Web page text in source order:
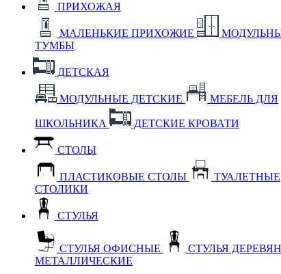
ПРИХОЖАЯ
МАЛЕНЬКИЕ ПРИХОЖИЕ
ТУМБЫ
ДЕТСКАЯ
МОДУЛЬНЫЕ ДЕТСКИЕ МЕБЕЛЬ ДЛЯ
ШКОЛЬНИКА ДЕТСКИЕ КРОВАТИ
СТОЛЫ
ПЛАСТИКОВЫЕ СТОЛЫ
ТУАЛЕТНЫЕ
СТОЛИКИ
СТУЛЬЯ
СТУЛЬЯ ОФИСНЫЕ СТУЛЬЯ
МЕТАЛЛИЧЕСКИЕ